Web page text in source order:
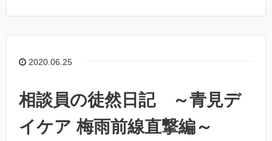
2020.06.25
相談員の徒然日記 ～青見デ
イケア 梅雨前線直撃編～